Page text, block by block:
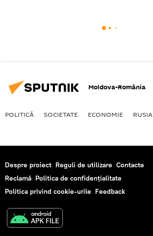
Moldova-România
POLITICĂ SOCIETATE ECONOMIE RUSIA
Despre proiect Reguli de utilizare Contacte
Reclamă Politica de confidențialitate
Politica privind cookie-urile Feedback